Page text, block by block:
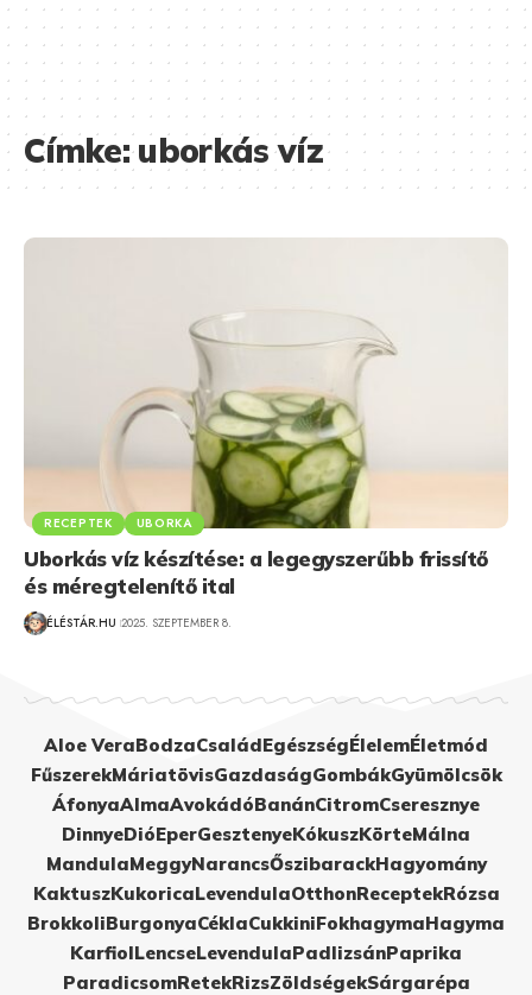
Címke:uborkás víz
RECEPTEK UBORKA
Uborkás víz készítése: a legegyszerűbb frissítő
és méregtelenítő ital
ÉLÉSTÁR.HU 2025. SZEPTEMBER 8.
Aloe VeraBodzaCsaládEgészségÉlelemÉletmód
FűszerekMáriatövisGazdaságGombákGyümölcsök
ÁfonyaAlmaAvokádóBanánCitromCseresznye
DinnyeDióEperGesztenyeKókuszKörteMálna
MandulaMeggyNarancsŐszibarackHagyomány
KaktuszKukoricaLevendulaOtthonReceptekRózsa
BrokkoliBurgonyaCéklaCukkiniFokhagymaHagyma
KarfiolLencseLevendulaPadlizsánPaprika
ParadicsomRetekRizsZöldségekSárgarépa